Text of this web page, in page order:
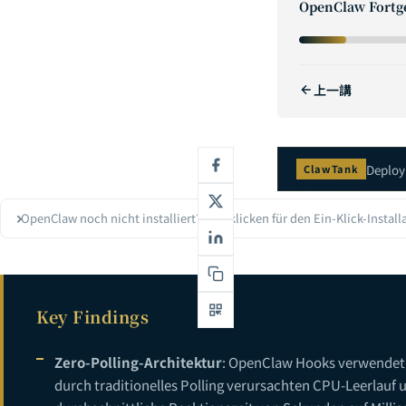
4 OpenClaw
6
12
OpenClaw
上一講
ClawTank
OpenClaw noch nicht installiert? Hier klicken für den Ein-Klick-
Key Findings
Zero-Polling-Architektur: OpenClaw Hooks
durch traditionelles Polling verursachten CPU-Leerlauf